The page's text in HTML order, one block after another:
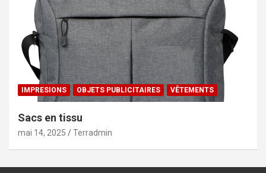
IMPRESIONS OBJETS PUBLICITAIRES VÊTEMENTS
Sacs en tissu
mai 14, 2025 Terradmin